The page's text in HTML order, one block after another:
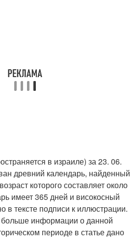
в израиле) за 23. 06.
древний календарь, найденный
которого составляет около
имеет 365 дней и високосный
в тексте подписи к иллюстрации.
информации о данной
периоде в статье дано